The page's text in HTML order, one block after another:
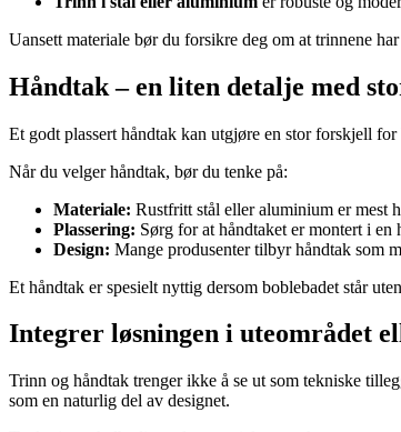
Uansett materiale bør du forsikre deg om at trinnene
Håndtak – en liten detalje med
Et godt plassert håndtak kan utgjøre en stor forskjell
Når du velger håndtak, bør du tenke på:
Materiale: Rustfritt stål eller aluminium er mest
Plassering: Sørg for at håndtaket er montert i
Design: Mange produsenter tilbyr håndtak som
Et håndtak er spesielt nyttig dersom boblebadet står
Integrer løsningen i uteområdet
Trinn og håndtak trenger ikke å se ut som tekniske
som en naturlig del av designet.